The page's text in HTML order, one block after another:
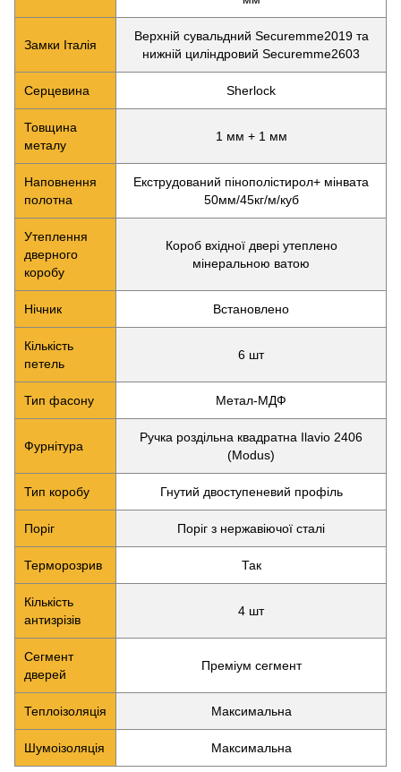
Замки Італія
Верхній сувальдний Securemme2019 та
нижній циліндровий Securemme2603
Серцевина Sherlock
Товщина
металу
1 мм + 1 мм
Наповнення
полотна
Екструдований пінополістирол+ мінвата
50мм/45кг/м/куб
Утеплення
дверного
коробу
Короб вхідної двері утеплено
мінеральною ватою
Нічник Встановлено
Кількість
петель
6 шт
Тип фасону Метал-МДФ
Фурнітура
Ручка роздільна квадратна Ilavio 2406
(Modus)
Тип коробу Гнутий двоступеневий профіль
Поріг Поріг з нержавіючої сталі
Терморозрив Так
Кількість
антизрізів
4 шт
Сегмент
дверей
Преміум сегмент
Теплоізоляція Максимальна
Шумоізоляція Максимальна